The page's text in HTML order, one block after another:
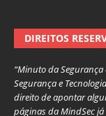
DIREITOS
“Minuto da
Segurança e
direito de apontar
páginas da MindSec já